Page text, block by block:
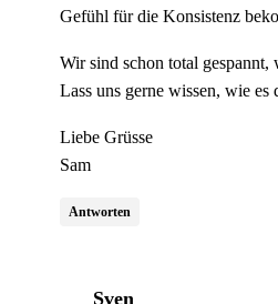
Gefühl für die Konsistenz
Wir sind schon total
Lass uns gerne wissen, wie
Liebe Grüsse
Sam
Antworten
Sven